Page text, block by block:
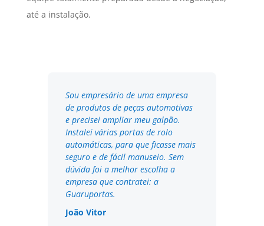
até a instalação.
Sou empresário de uma empresa
de produtos de peças automotivas
e precisei ampliar meu galpão.
Instalei várias portas de rolo
automáticas, para que ficasse mais
seguro e de fácil manuseio. Sem
dúvida foi a melhor escolha a
empresa que contratei: a
Guaruportas.
João Vitor